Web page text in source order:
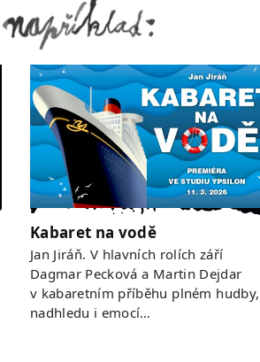
Kabaret na vodě
Jan Jiráň. V hlavních rolích září
Dagmar Pecková a Martin Dejdar
v kabaretním příběhu plném hudby,
nadhledu i emocí…